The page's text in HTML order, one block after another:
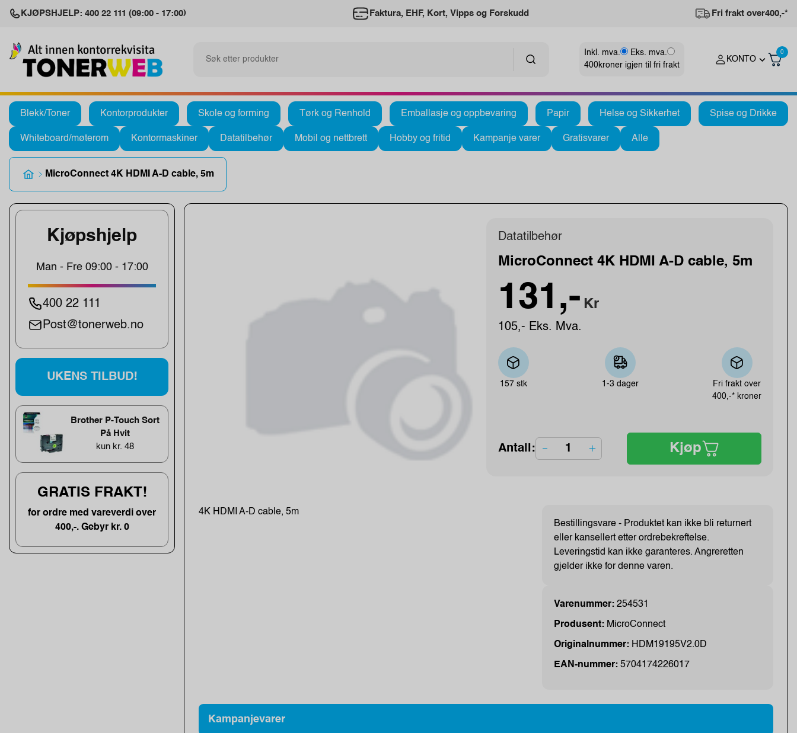
KJØPSHJELP: 400 22 111 (09:00 - 17:00) Faktura, EHF, Kort, Vipps og Forskudd Fri frakt over400,-*
Inkl. mva.
Eks. mva.
400kroner igjen til fri frakt
KONTO
0
Blekk/Toner Kontorprodukter Skole og forming Tørk og Renhold Emballasje og oppbevaring Papir Helse og Sikkerhet Spise og Drikke
Whiteboard/møterom Kontormaskiner Datatilbehør Mobil og nettbrett Hobby og fritid Kampanje varer Gratisvarer Alle
MicroConnect 4K HDMI A-D cable, 5m
Kjøpshjelp
Man - Fre 09:00 - 17:00
400 22 111
Post@tonerweb.no
UKENS TILBUD!
Brother P-Touch Sort
På Hvit
kun kr. 48
GRATIS FRAKT!
for ordre med vareverdi over
400,-. Gebyr kr. 0
Datatilbehør
MicroConnect 4K HDMI A-D cable, 5m
131,- Kr
105,- Eks. Mva.
157 stk 1-3 dager
Fri frakt over
400,-* kroner
Antall: Kjøp
4K HDMI A-D cable, 5m
Bestillingsvare - Produktet kan ikke bli returnert
eller kansellert etter ordrebekreftelse.
Leveringstid kan ikke garanteres. Angreretten
gjelder ikke for denne varen.
Varenummer:254531
Produsent: MicroConnect
Originalnummer: HDM19195V2.0D
EAN-nummer:5704174226017
Kampanjevarer